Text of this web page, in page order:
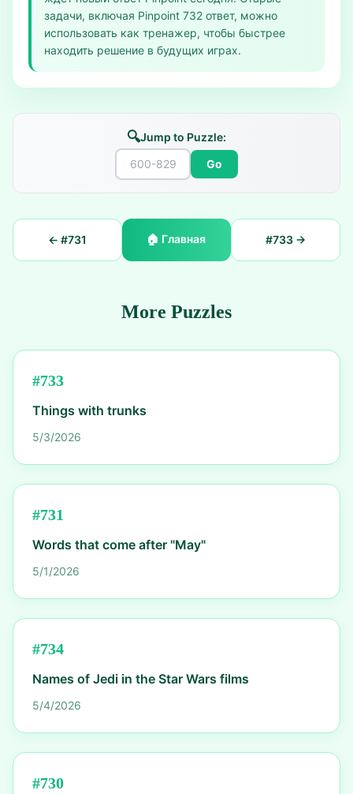
задачи, включая Pinpoint 732 ответ, можно
использовать как тренажер, чтобы быстрее
находить решение в будущих играх.
🔍Jump to Puzzle:
Go
← #731 🏠 Главная #733→
More Puzzles
#733
Things with trunks
5/3/2026
#731
Words that come after "May"
5/1/2026
#734
Names of Jedi in the Star Wars films
5/4/2026
#730